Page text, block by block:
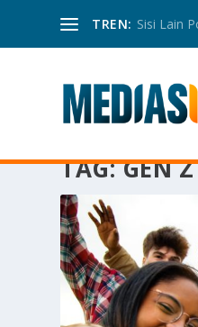
TREN: Sisi Lain
TAG:GEN Z